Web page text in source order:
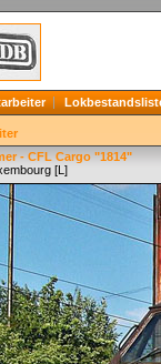
- CFL Cargo "1814"
[L]